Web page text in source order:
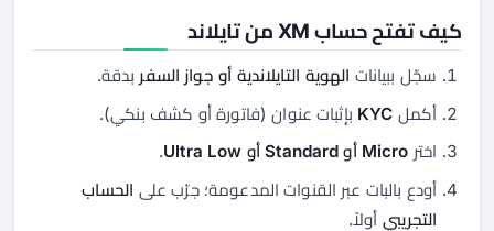
كيف تفتح حساب XM من تايلاند
سجّل ببيانات الهوية التايلاندية أو جواز السفر بدقة.
أكمل KYC بإثبات عنوان (فاتورة أو كشف بنكي).
اختر Micro أو Standard أو Ultra Low
.
أودع بالبات عبر القنوات المدعومة؛ جرّب على الحساب
التجريبي أولاً.